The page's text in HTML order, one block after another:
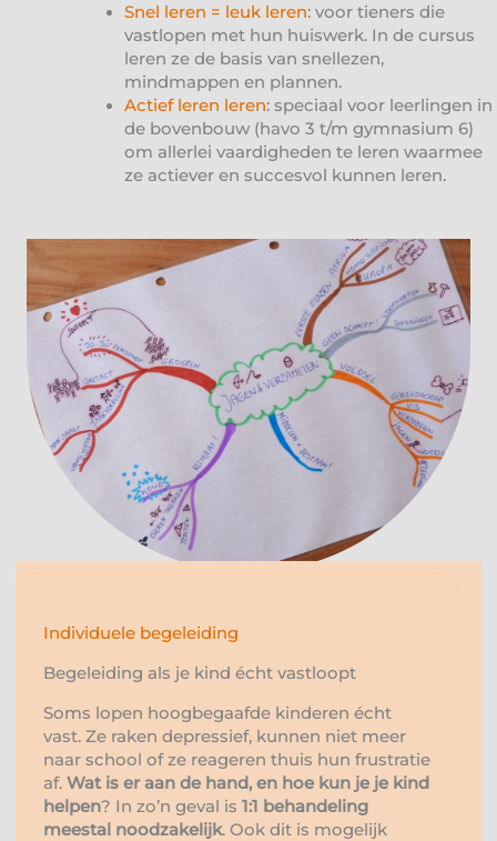
Snel leren = leuk leren: voor tieners die
vastlopen met hun huiswerk. In de cursus
leren ze de basis van snellezen,
mindmappen en plannen.
Actief leren leren: speciaal voor leerlingen in
de bovenbouw (havo 3 t/m gymnasium 6)
om allerlei vaardigheden te leren waarmee
ze actiever en succesvol kunnen leren.
Individuele begeleiding
Begeleiding als je kind écht vastloopt
Soms lopen hoogbegaafde kinderen écht
vast. Ze raken depressief, kunnen niet meer
naar school of ze reageren thuis hun frustratie
af. Wat is er aan de hand, en hoe kun je je kind
helpen? In zo’n geval is 1:1 behandeling
meestal noodzakelijk. Ook dit is mogelijk